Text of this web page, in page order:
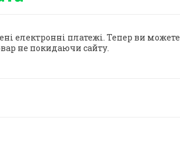
електронні платежі. Тепер ви можете
не покидаючи сайту.